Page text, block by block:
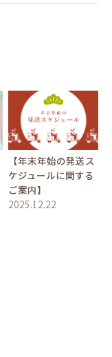
【年末年始の発送ス
ケジュールに関する
ご案内】
2025.12.22